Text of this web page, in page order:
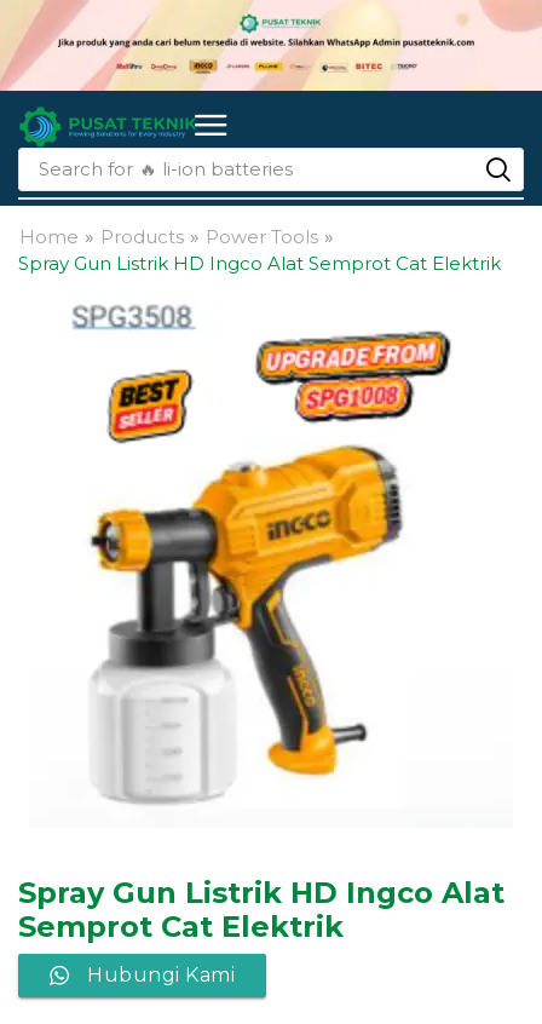
Search for 🔥 li-ion batteries
Home » Products » Power Tools »
Spray Gun Listrik HD Ingco Alat Semprot Cat Elektrik
Spray Gun Listrik HD Ingco Alat
Semprot Cat Elektrik
Hubungi Kami